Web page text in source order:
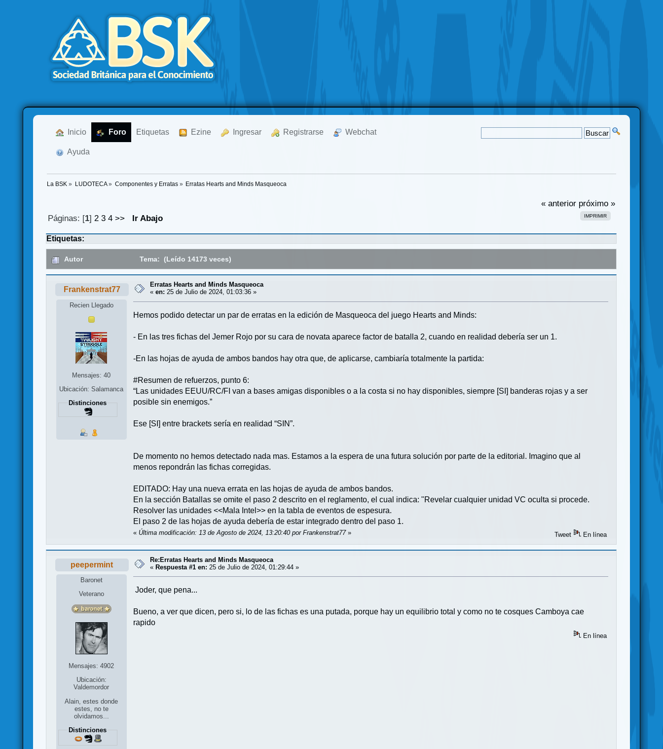
Inicio Foro Etiquetas Ezine Ingresar Registrarse Webchat
Ayuda
La BSK » LUDOTECA» Componentes y Erratas» Erratas Hearts and Minds Masqueoca
« anterior próximo »
IMPRIMIR
Páginas: [1] 2 3 4 >> Ir Abajo
Etiquetas:
Autor Tema: (Leído 14173 veces)
Frankenstrat77
Recien Llegado
Mensajes: 40
Ubicación: Salamanca
Distinciones
Erratas Hearts and Minds Masqueoca
«en: 25 de Julio de 2024, 01:03:36 »
Hemos podido detectar un par de erratas en la edición de Masqueoca del juego Hearts and Minds:
- En las tres fichas del Jemer Rojo por su cara de novata aparece factor de batalla 2, cuando en realidad debería ser un 1.
-En las hojas de ayuda de ambos bandos hay otra que, de aplicarse, cambiaría totalmente la partida:
#Resumen de refuerzos, punto 6:
“Las unidades EEUU/RC/FI van a bases amigas disponibles o a la costa si no hay disponibles, siempre [SI] banderas rojas y a ser
posible sin enemigos.”
Ese [SI] entre brackets sería en realidad “SIN”.
De momento no hemos detectado nada mas. Estamos a la espera de una futura solución por parte de la editorial. Imagino que al
menos repondrán las fichas corregidas.
EDITADO: Hay una nueva errata en las hojas de ayuda de ambos bandos.
En la sección Batallas se omite el paso 2 descrito en el reglamento, el cual indica: "Revelar cualquier unidad VC oculta si procede.
Resolver las unidades <<Mala Intel>> en la tabla de eventos de espesura.
El paso 2 de las hojas de ayuda debería de estar integrado dentro del paso 1.
« Última modificación: 13 de Agosto de 2024, 13:20:40 por Frankenstrat77» Tweet En línea
peepermint
Baronet
Veterano
Mensajes: 4902
Ubicación:
Valdemordor
Alain, estes donde
estes, no te
olvidamos...
Distinciones
Re:Erratas Hearts and Minds Masqueoca
«Respuesta #1 en: 25 de Julio de 2024, 01:29:44 »
Joder, que pena...
Bueno, a ver que dicen, pero si, lo de las fichas es una putada, porque hay un equilibrio total y como no te cosques Camboya cae
rapido
En línea